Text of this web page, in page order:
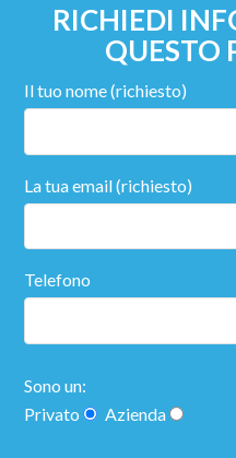
RICHIEDI
QUESTO
Il tuo nome (richiesto)
La tua email (richiesto)
Telefono
Sono un:
Privato
Azienda